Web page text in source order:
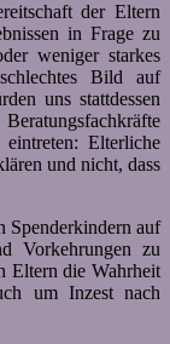
der Eltern
in Frage zu
weniger starkes
Bild auf
uns stattdessen
Elterliche
und nicht, dass
Spenderkindern auf
Vorkehrungen zu
Eltern die Wahrheit
um Inzest nach